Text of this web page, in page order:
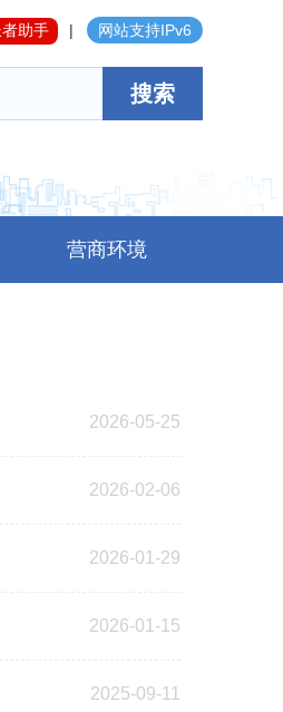
助手 | 网站支持IPv6
搜索
营商环境
2026-05-25
2026-02-06
2026-01-29
2026-01-15
2025-09-11